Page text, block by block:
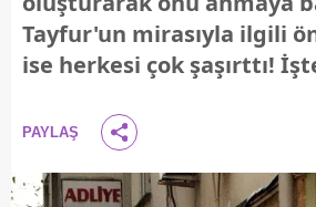
Tayfur'un mirasıyla ilgili
ise herkesi çok şaşırttı!
PAYLAŞ